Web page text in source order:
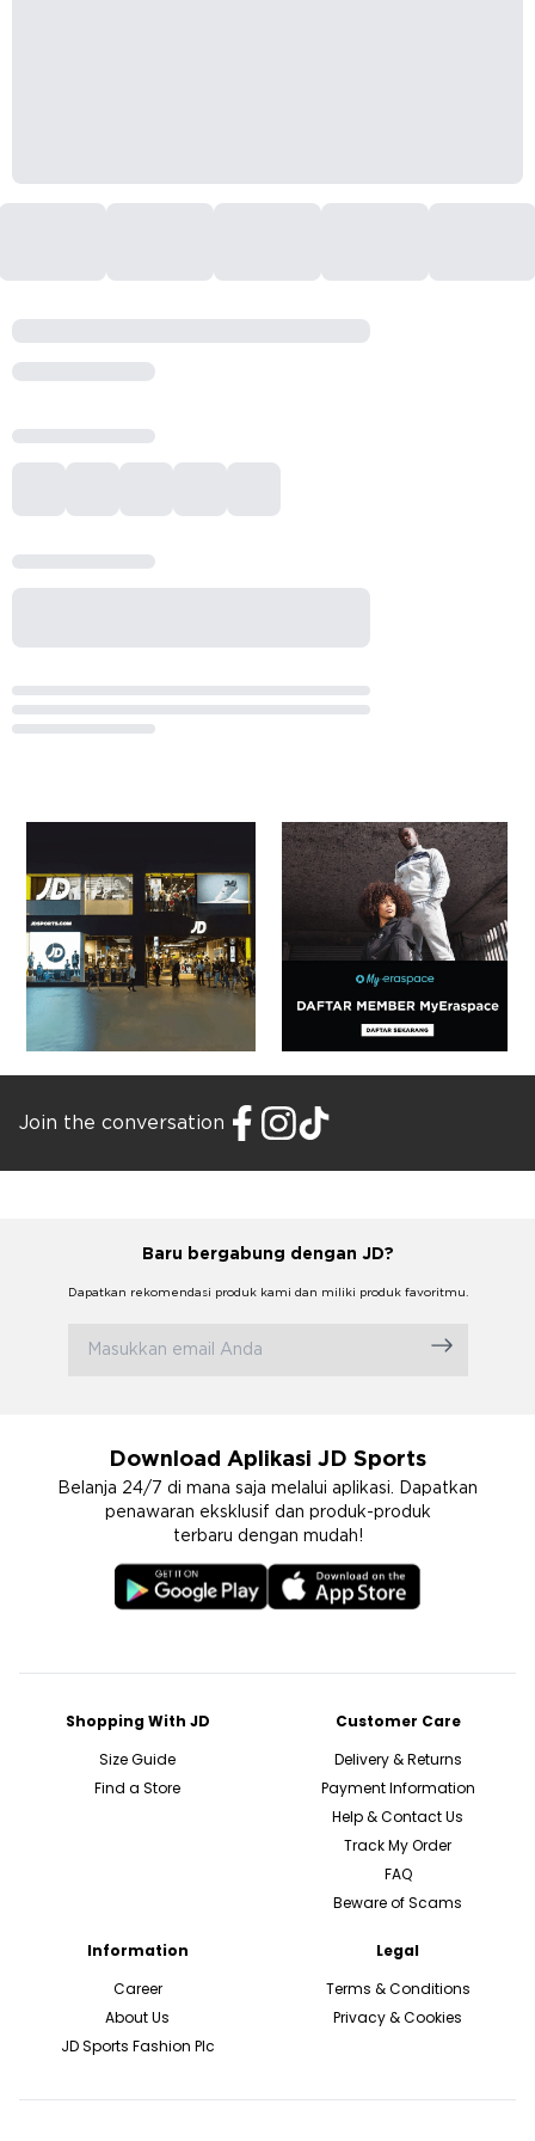
Join the conversation
Baru bergabung dengan JD?
Dapatkan rekomendasi produk kami dan miliki produk favoritmu.
Download Aplikasi JD Sports
Belanja 24/7 di mana saja melalui aplikasi. Dapatkan
penawaran eksklusif dan produk-produk
terbaru dengan mudah!
Shopping With JD
Size Guide
Find a Store
Customer Care
Delivery & Returns
Payment Information
Help & Contact Us
Track My Order
FAQ
Beware of Scams
Information
Career
About Us
JD Sports Fashion Plc
Legal
Terms & Conditions
Privacy & Cookies